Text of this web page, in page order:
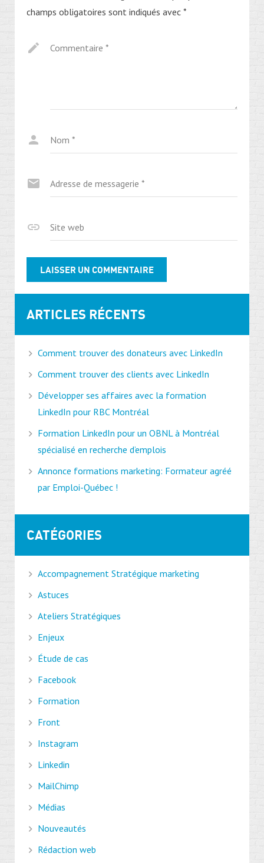
champs obligatoires sont indiqués avec *
Commentaire *
Nom *
Adresse de messagerie *
Site web
ARTICLES RÉCENTS
Comment trouver des donateurs avec LinkedIn
Comment trouver des clients avec LinkedIn
Développer ses affaires avec la formation
LinkedIn pour RBC Montréal
Formation LinkedIn pour un OBNL à Montréal
spécialisé en recherche d’emplois
Annonce formations marketing: Formateur agréé
par Emploi-Québec !
CATÉGORIES
Accompagnement Stratégique marketing
Astuces
Ateliers Stratégiques
Enjeux
Étude de cas
Facebook
Formation
Front
Instagram
Linkedin
MailChimp
Médias
Nouveautés
Rédaction web